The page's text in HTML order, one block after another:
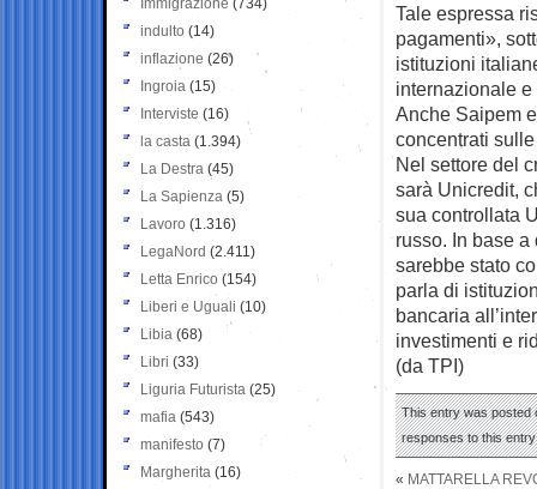
Tale espressa
pagamenti»,
istituzioni
internazionale
Anche Saipem
concentrati
Nel settore del
sarà Unicredit,
sua controllata
russo. In base a
sarebbe stato
parla di
bancaria
investimenti e
(da TPI)
This entry was posted
responses to this
« MATTARELLA
Immigrazione (734)
indulto (14)
inflazione (26)
Ingroia (15)
Interviste (16)
la casta (1.394)
La Destra (45)
La Sapienza (5)
Lavoro (1.316)
LegaNord (2.411)
Letta Enrico (154)
Liberi e Uguali (10)
Libia (68)
Libri (33)
Liguria Futurista (25)
mafia (543)
manifesto (7)
Margherita (16)